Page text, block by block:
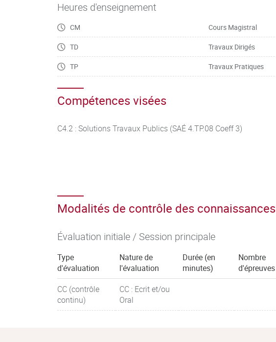
Heures d'enseignement
CM Cours Magistral
TD Travaux Dirigés
TP Travaux Pratiques
Compétences visées
C4.2 : Solutions Travaux Publics (SAÉ 4.TP.08 Coeff 3)
Modalités de contrôle des connaissances
Évaluation initiale / Session principale
Type
d'évaluation
Nature de
l'évaluation
Durée (en
minutes)
Nombre
d'épreuves
CC (contrôle
continu)
CC : Ecrit et/ou
Oral